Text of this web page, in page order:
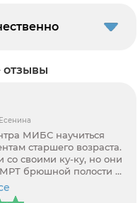
СТАНДАРТ
сложное исследование -
и забрюшинного
спасибо
исследования все
на человеческий